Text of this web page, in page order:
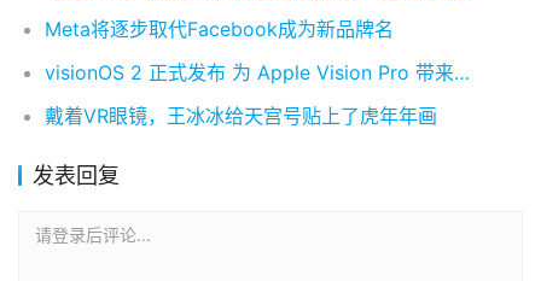
Meta将逐步取代Facebook成为新品牌名
visionOS 2 正式发布 为 Apple Vision Pro 带来新功能和关键改进
戴着VR眼镜，王冰冰给天宫号贴上了虎年年画
发表回复
请登录后评论...